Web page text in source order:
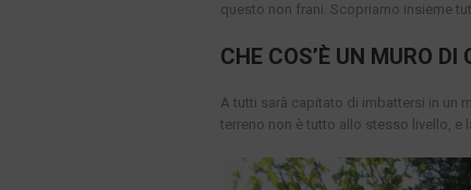
questo non frani. Scopriamo insieme
CHE COS’È UN MURO
A tutti sarà capitato di imbattersi in un
terreno non è tutto allo stesso livello, e